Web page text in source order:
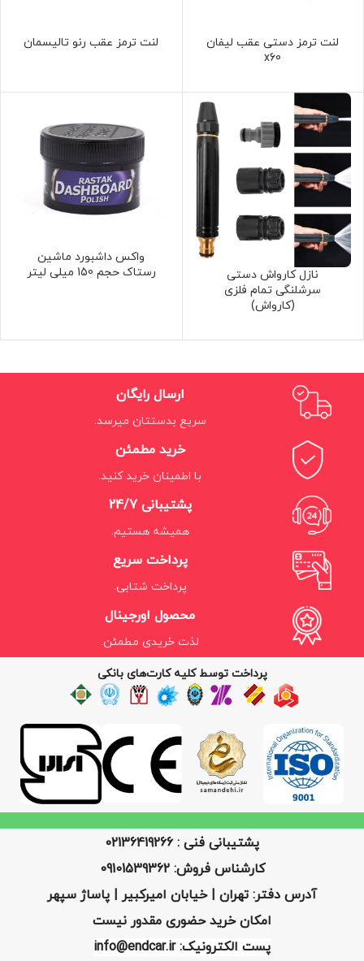
لنت ترمز دستی عقب لیفان
x60
لنت ترمز عقب رنو تالیسمان
نازل کارواش دستی
سرشلنگی تمام فلزی
(کارواش)
واکس داشبورد ماشین
رستاک حجم 150 میلی لیتر
ارسال رایگان
سریع بدستتان میرسد.
خرید مطمئن
با اطمینان خرید کنید.
پشتیبانی 24/7
همیشه هستیم.
پرداخت سریع
پرداخت شتابی.
محصول اورجینال
لذت خریدی مطمئن.
پرداخت توسط کلیه کارت‌های بانکی
پشتیبانی فنی : 02136419266
کارشناس فروش: 09101539362
آدرس دفتر: تهران | خیابان امیرکبیر | پاساژ سپهر
امکان خرید حضوری مقدور نیست
پست الکترونیک: info@endcar.ir